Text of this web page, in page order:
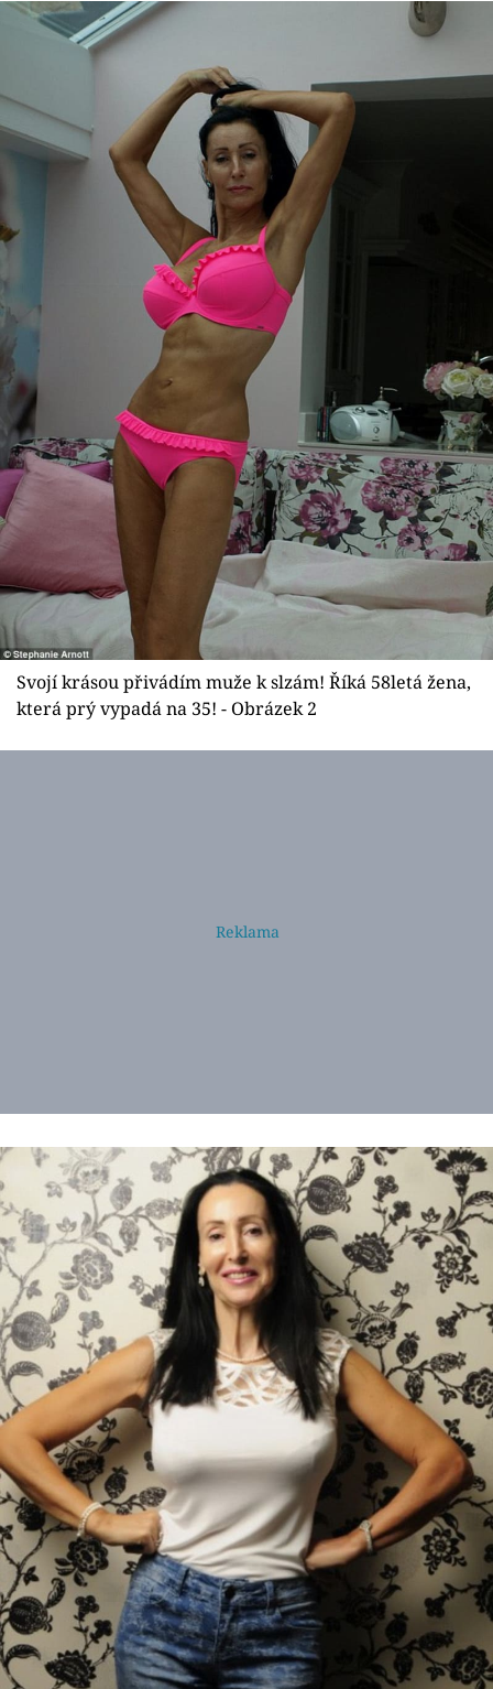
Videa
Sledujte prima+
Přihlášení
Svojí krásou přivádím muže k slzám! Říká 58letá žena,
která prý vypadá na 35! - Obrázek 2